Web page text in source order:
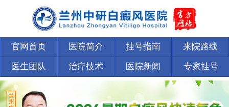
官网首页 医院简介 挂号指南 来院路线
医生团队 治疗技术 医院新闻 专家挂号